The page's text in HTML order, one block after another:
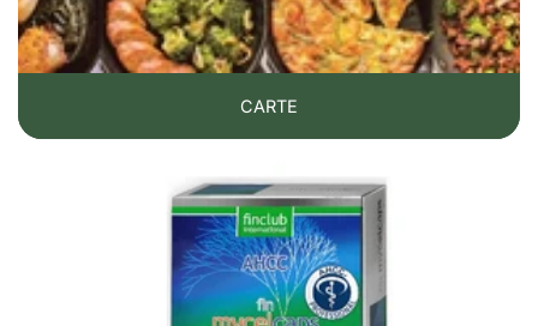
Berberinapuò interagire con alcuni farmaci
(antidiabetici, anticoagulanti) e non è
raccomandata in gravidanza o in persone con
dell'assunzione, soprattutto se segui una
terapia cronica o hai sintomi importanti.
CARTE